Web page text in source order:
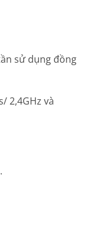
sử dụng đồng
2,4GHz và